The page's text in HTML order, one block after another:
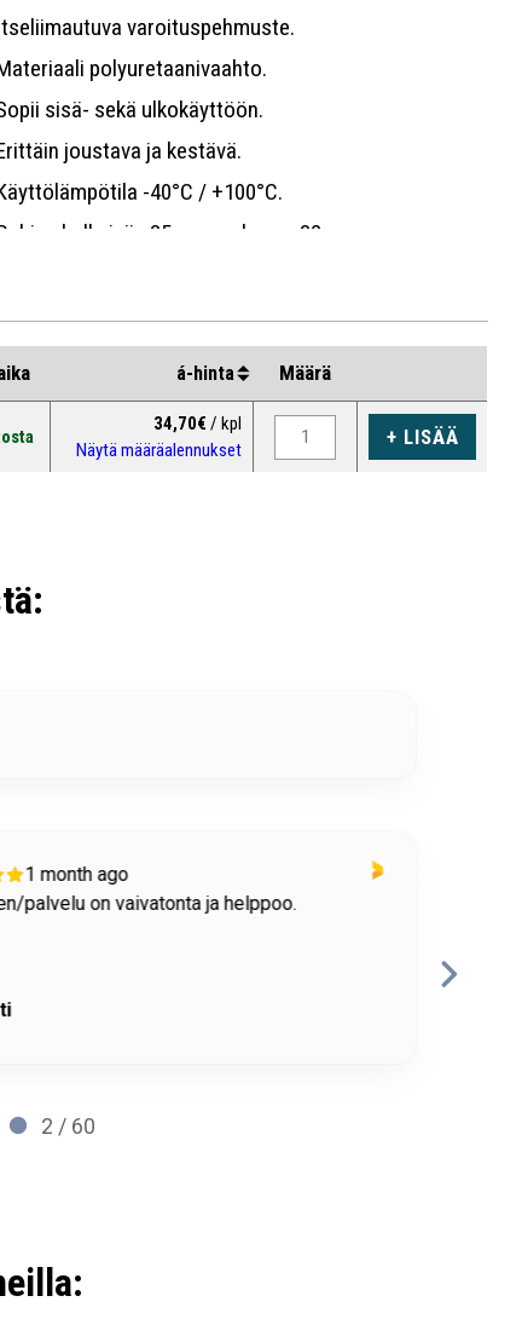
varoituspehmuste.
polyuretaanivaahto.
sisä- sekä ulkokäyttöön.
joustava ja kestävä.
-40°C / +100°C.
halkaisija 35 mm, paksuus 32 mm.
á-hinta Määrä
34,70€ / kpl
Näytä määräalennukset
+ LISÄÄ
1 month ago
palvelu on vaivatonta ja helppoo.
2 / 60